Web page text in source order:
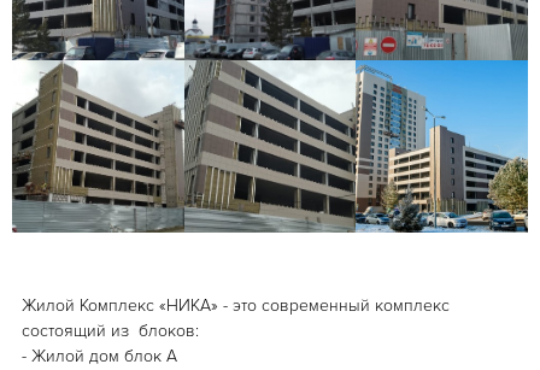
Жилой Комплекс «НИКА» - это современный комплекс
состоящий из блоков:
- Жилой дом блок А